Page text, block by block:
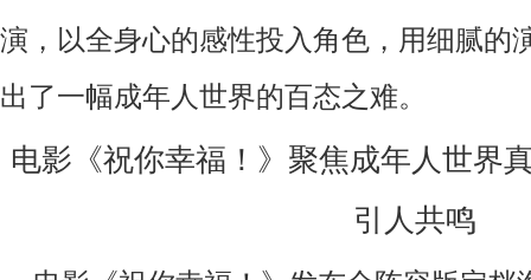
演，以全身心的感性投入角色，用细腻的
出了一幅成年人世界的百态之难。
电影《祝你幸福！》聚焦成年人世界
引人共鸣